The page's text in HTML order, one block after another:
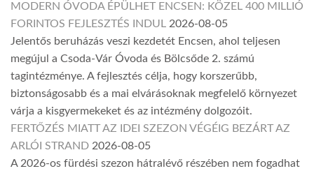
MODERN ÓVODA ÉPÜLHET ENCSEN: KÖZEL 400 MILLIÓ
FORINTOS FEJLESZTÉS INDUL 2026-08-05
Jelentős beruházás veszi kezdetét Encsen, ahol teljesen
megújul a Csoda-Vár Óvoda és Bölcsőde 2. számú
tagintézménye. A fejlesztés célja, hogy korszerűbb,
biztonságosabb és a mai elvárásoknak megfelelő környezet
várja a kisgyermekeket és az intézmény dolgozóit.
FERTŐZÉS MIATT AZ IDEI SZEZON VÉGÉIG BEZÁRT AZ
ARLÓI STRAND 2026-08-05
A 2026-os fürdési szezon hátralévő részében nem fogadhat